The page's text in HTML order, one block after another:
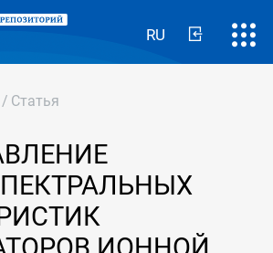
RU
/ Статья